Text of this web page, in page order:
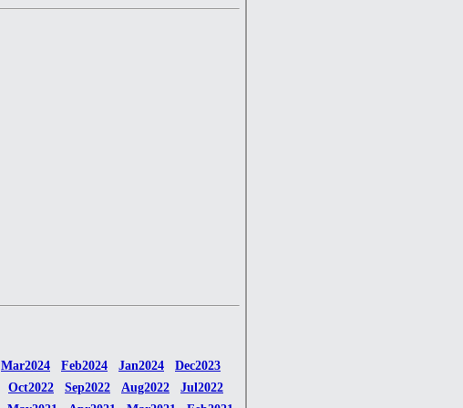
Mar2024 Feb2024 Jan2024
Dec2023
Oct2022 Sep2022 Aug2022
Jul2022